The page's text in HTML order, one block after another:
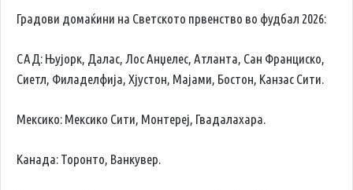
Градови домаќини на Светското првенство во фудбал 2026:
САД: Њујорк, Далас, Лос Анџелес, Атланта, Сан Франциско,
Сиетл, Филаделфија, Хјустон, Мајами, Бостон, Канзас Сити.
Мексико: Мексико Сити, Монтереј, Гвадалахара.
Канада: Торонто, Ванкувер.